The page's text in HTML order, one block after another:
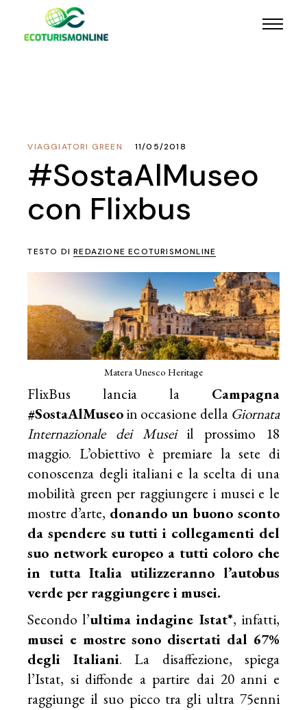
VIAGGIATORI GREEN 11/05/2018
#SostaAlMuseo
con Flixbus
TESTO DIREDAZIONE ECOTURISMONLINE
Matera Unesco Heritage
FlixBus lancia la Campagna
#SostaAlMuseoin occasione dellaGiornata
Internazionale dei Museiil prossimo 18
maggio. L’obiettivo è premiare la sete di
conoscenza degli italiani e la scelta di una
mobilità green per raggiungere i musei e le
mostre d’arte, donando un buono sconto
da spendere su tutti i collegamenti del
suo network europeo a tutti coloro che
in tutta Italia utilizzeranno l’autobus
verde per raggiungere i musei.
Secondo l’ultima indagine Istat*, infatti,
musei e mostre sono disertati dal 67%
degli Italiani. La disaffezione, spiega
l’Istat, si diffonde a partire dai 20 anni e
raggiunge il suo picco tra gli ultra 75enni